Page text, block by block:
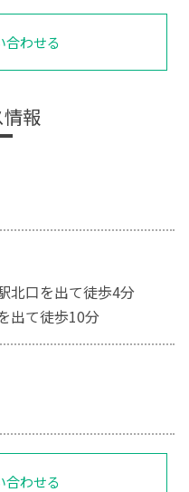
合わせる
報
北口を出て徒歩4分
出て徒歩10分
合わせる